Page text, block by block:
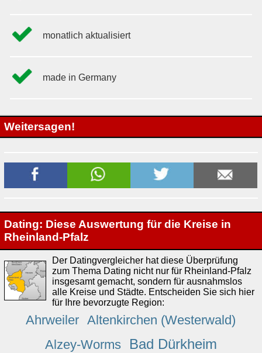
monatlich aktualisiert
made in Germany
Weitersagen!
Dating: Diese Auswertung für die Kreise in
Rheinland-Pfalz
Der Datingvergleicher hat diese Überprüfung
zum Thema Dating nicht nur für Rheinland-Pfalz
insgesamt gemacht, sondern für ausnahmslos
alle Kreise und Städte. Entscheiden Sie sich hier
für Ihre bevorzugte Region:
Ahrweiler Altenkirchen (Westerwald)
Alzey-Worms
Bad Dürkheim